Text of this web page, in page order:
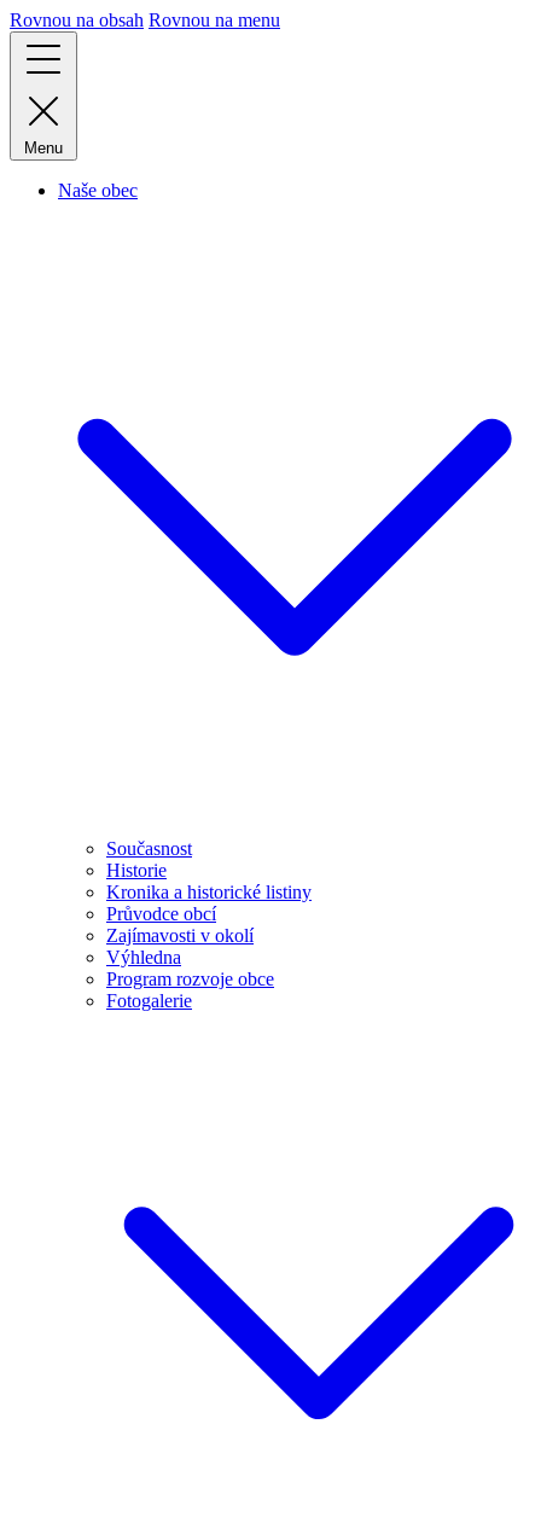
Rovnou na obsah Rovnou na menu
Menu
Naše obec
Současnost
Historie
Kronika a historické listiny
Průvodce obcí
Zajímavosti v okolí
Výhledna
Program rozvoje obce
Fotogalerie